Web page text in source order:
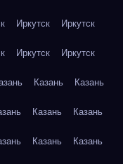
Иркутск Иркутск
Иркутск Иркутск
Казань Казань
Казань Казань
Казань Казань